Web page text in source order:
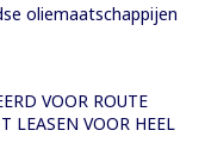
oliemaatschappijen
VOOR ROUTE
LEASEN VOOR HEEL